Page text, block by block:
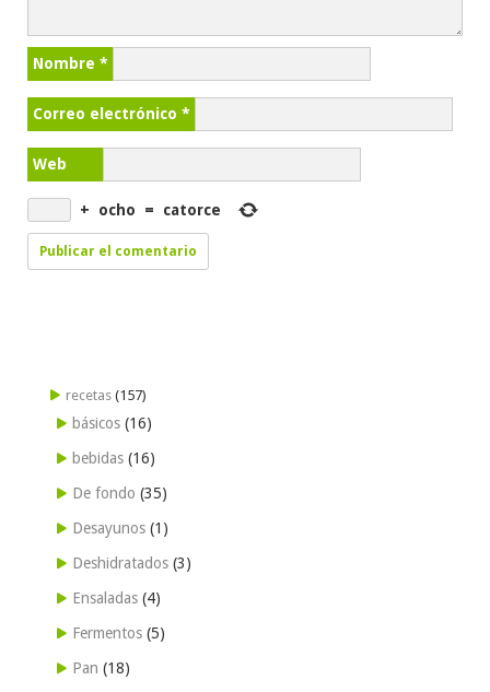
Nombre *
Correo electrónico *
Web
+ ocho = catorce
recetas (157)
básicos (16)
bebidas (16)
De fondo (35)
Desayunos (1)
Deshidratados (3)
Ensaladas (4)
Fermentos (5)
Pan (18)